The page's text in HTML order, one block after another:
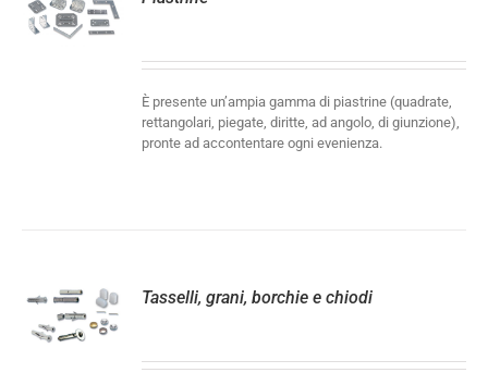
È presente un’ampia gamma di piastrine (quadrate,
rettangolari, piegate, diritte, ad angolo, di giunzione),
pronte ad accontentare ogni evenienza.
Tasselli, grani, borchie e chiodi